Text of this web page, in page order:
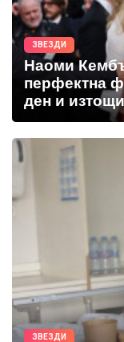
ЗВЕЗДИ
Наоми
перфектна
ден и
ЗВЕЗДИ